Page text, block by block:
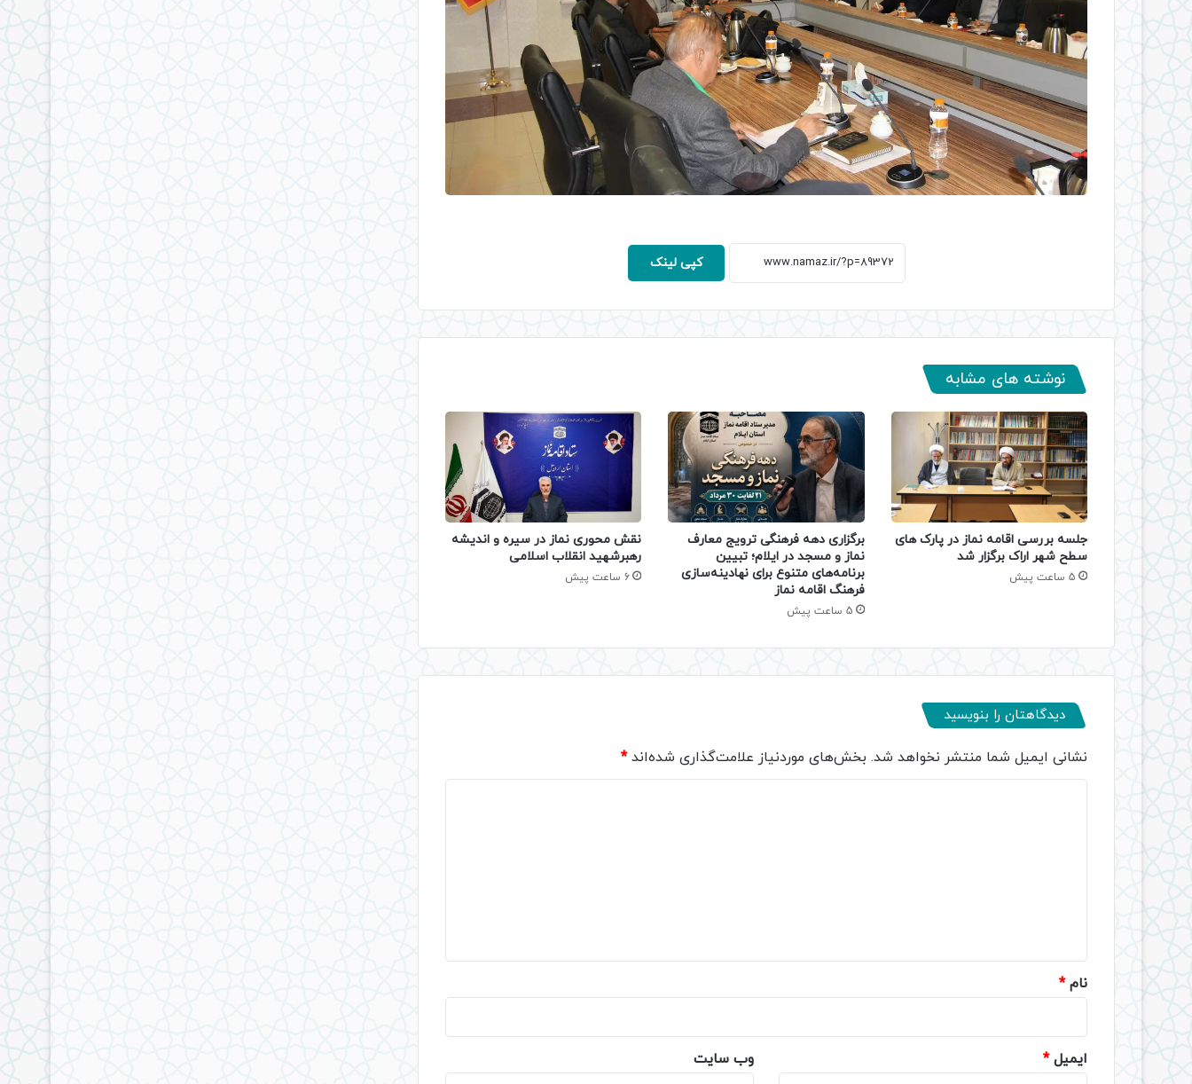
کپی لینک
نوشته های مشابه
جلسه بررسی اقامه نماز در پارک های
سطح شهر اراک برگزار شد
5 ساعت پیش
برگزاری دهه فرهنگی ترویج معارف
نماز و مسجد در ایلام؛ تبیین
برنامه‌های متنوع برای نهادینه‌سازی
فرهنگ اقامه نماز
5 ساعت پیش
نقش محوری نماز در سیره و اندیشه
رهبرشهید انقلاب اسلامی
6 ساعت پیش
دیدگاهتان را بنویسید
نشانی ایمیل شما منتشر نخواهد شد. بخش‌های موردنیاز علامت‌گذاری شده‌اند*
نام*
ایمیل* وب‌ سایت